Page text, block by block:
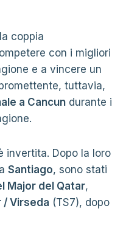
coppia
con i migliori
e a vincere un
tuttavia,
a Cancundurante i
invertita. Dopo la loro
Santiago, sono stati
Major del Qatar,
/ Virseda (TS7), dopo